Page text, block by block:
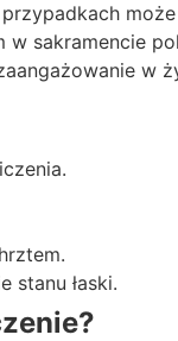
sakramencie
w
stanu łaski.